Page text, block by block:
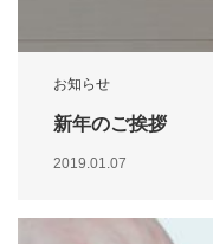
お知らせ
新年のご挨拶
2019.01.07